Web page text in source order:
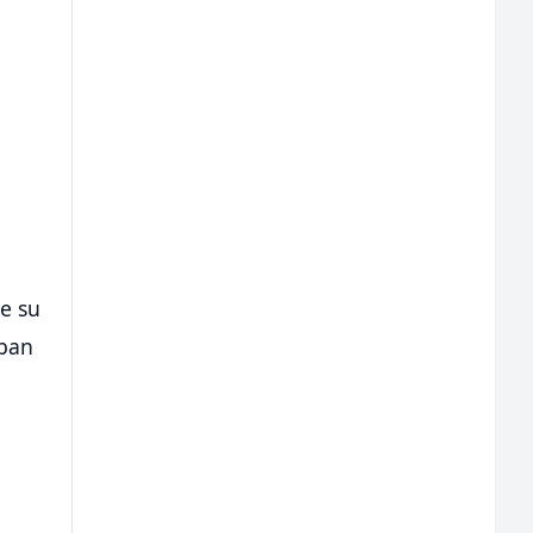
su